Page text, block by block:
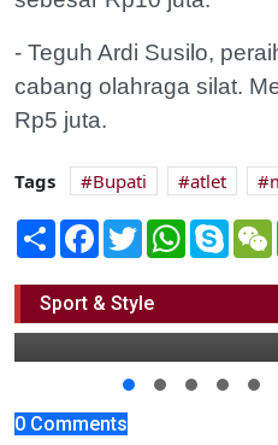
- Teguh Ardi Susilo,
cabang olahraga silat.
Rp5 juta.
Tags Bupati atlet
Share Facebook
TwitterWhatsApp
Skype
Sport & Style
Kamu Scorpio? Simak
Zodiakmu Hari Ini!
11 November 2022 11:00
0 Comments